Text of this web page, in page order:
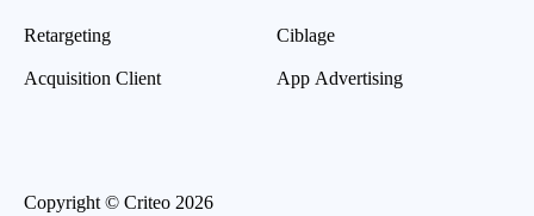
Retargeting
Acquisition Client
Ciblage
App Advertising
Copyright © Criteo 2026